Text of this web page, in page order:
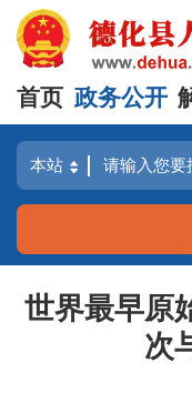
首页 政务公开
世界最早原
次